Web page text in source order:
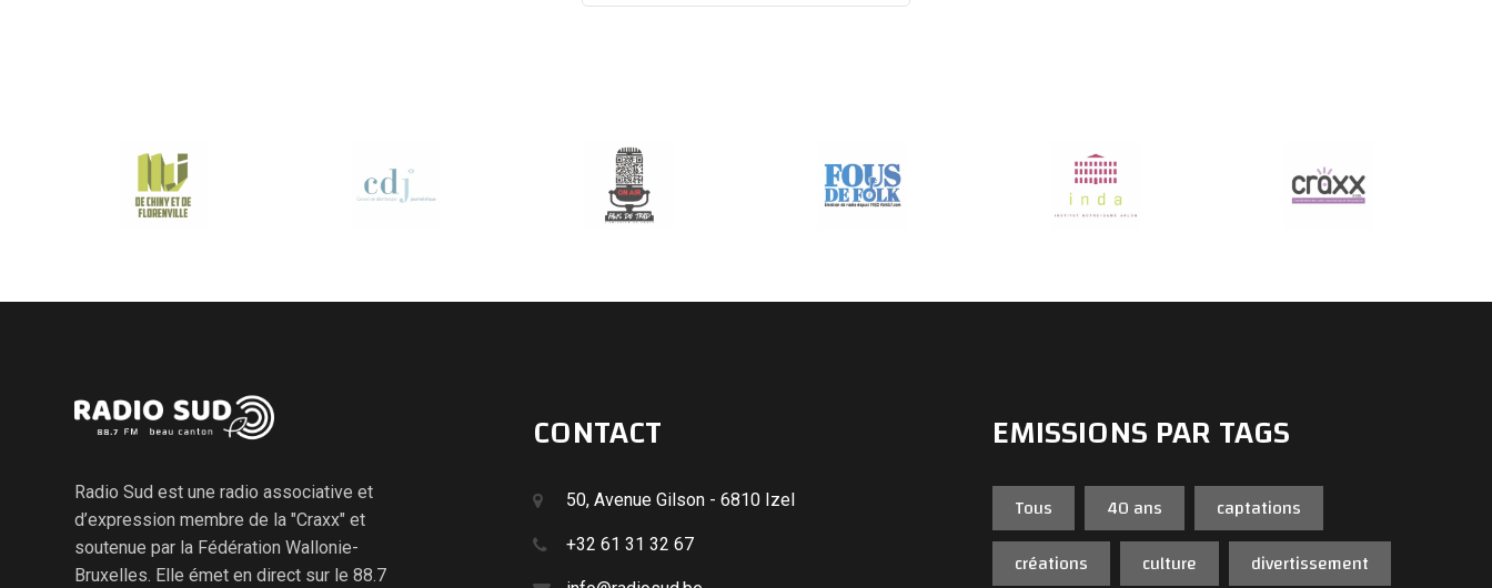
Radio Sud est une radio associative et
d’expression membre de la "Craxx" et
soutenue par la Fédération Wallonie-
Bruxelles. Elle émet en direct sur le 88.7
CONTACT
50, Avenue Gilson - 6810 Izel
+32 61 31 32 67
EMISSIONS PAR TAGS
Tous 40 ans
captations
créations
culture divertissement